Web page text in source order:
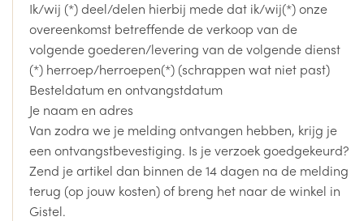
Ik/wij (*) deel/delen hierbij mede dat ik/wij(*) onze
overeenkomst betreffende de verkoop van de
volgende goederen/levering van de volgende dienst
(*) herroep/herroepen(*) (schrappen wat niet past)
Besteldatum en ontvangstdatum
Je naam en adres
Van zodra we je melding ontvangen hebben, krijg je
een ontvangstbevestiging. Is je verzoek goedgekeurd?
Zend je artikel dan binnen de 14 dagen na de melding
terug (op jouw kosten) of breng het naar de winkel in
Gistel.